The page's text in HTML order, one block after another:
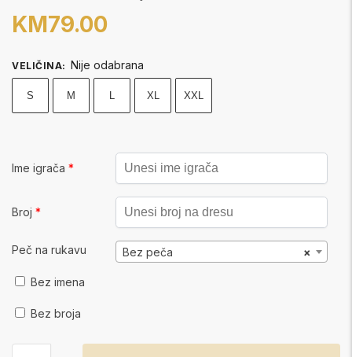
KM79.00
VELIČINA: Nije odabrana
S M L XL XXL
Ime igrača *
Broj *
Peč na rukavu ×
Bez peča
Bez imena
Bez broja